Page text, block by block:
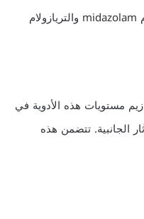
البنزوديازيبينات مثل: الميدازولام midazolam والتريازولام
مستويات هذه الأدوية في
الجانبية. تتضمن هذه